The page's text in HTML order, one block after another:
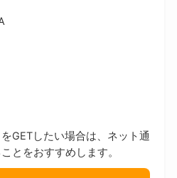
GETしたい場合は、ネット通
とをおすすめします。